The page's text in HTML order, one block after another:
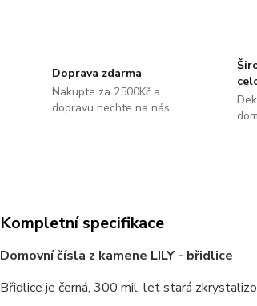
Doprava zdarma
Nakupte za 2500Kč a
dopravu nechte na nás
Kompletní specifikace
Domovní čísla z kamene LILY - břidlice
Břidlice je černá, 300 mil. let stará